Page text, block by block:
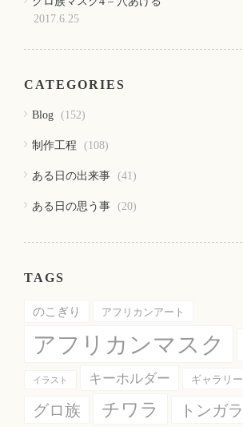
2017.6.25
CATEGORIES
Blog (152)
制作工程 (108)
ある日の出来事 (41)
ある日の思う事 (20)
TAGS
のこぎり アフリカンアート
アフリカンマスク
イラスト キーホルダー ギャラリー
グロ族 チワラ トンガラ